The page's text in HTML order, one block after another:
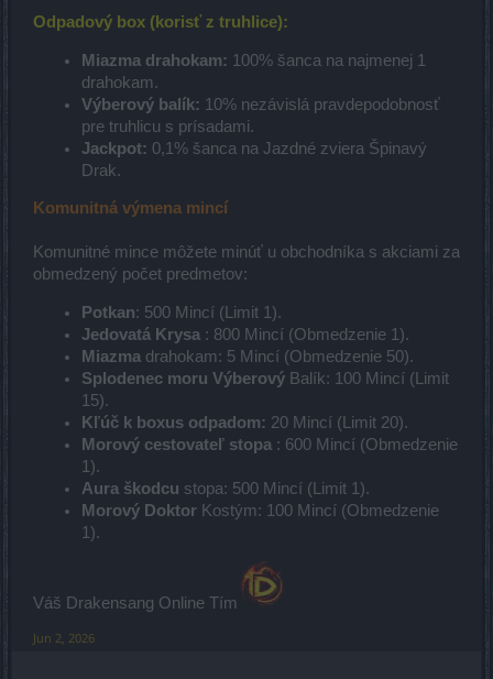
Odpadový box (korisť z truhlice):
Miazma drahokam: 100% šanca na najmenej 1
drahokam.
Výberový balík: 10% nezávislá pravdepodobnosť
pre truhlicu s prísadami.
Jackpot: 0,1% šanca na Jazdné zviera Špinavý
Drak.
Komunitná výmena mincí
Komunitné mince môžete minúť u obchodníka s akciami za
obmedzený počet predmetov:
Potkan: 500 Mincí (Limit 1).
Jedovatá Krysa : 800 Mincí (Obmedzenie 1).
Miazma drahokam: 5 Mincí (Obmedzenie 50).
Splodenec moru Výberový Balík: 100 Mincí (Limit
15).
Kľúč k boxus odpadom: 20 Mincí (Limit 20).
Morový cestovateľ stopa : 600 Mincí (Obmedzenie
1).
Aura škodcu stopa: 500 Mincí (Limit 1).
Morový Doktor Kostým: 100 Mincí (Obmedzenie
1).
Váš Drakensang Online Tím
Jun 2, 2026